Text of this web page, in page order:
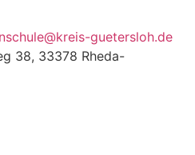
guetersloh.de
38, 33378 Rheda-